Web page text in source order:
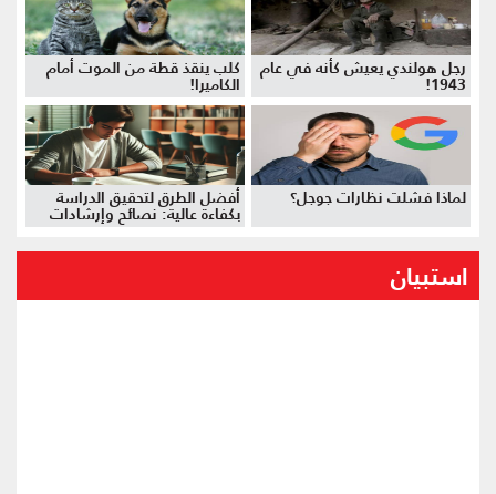
رجل هولندي يعيش كأنه في عام
1943!
كلب ينقذ قطة من الموت أمام
الكاميرا!
لماذا فشلت نظارات جوجل؟ أفضل الطرق لتحقيق الدراسة
بكفاءة عالية: نصائح وإرشادات
استبيان